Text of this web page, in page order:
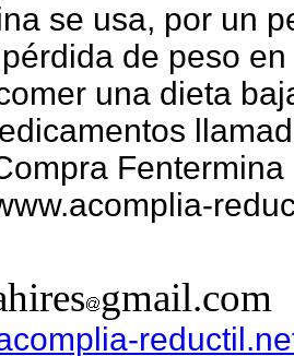
se usa, por un
de peso
una dieta
gmail.com